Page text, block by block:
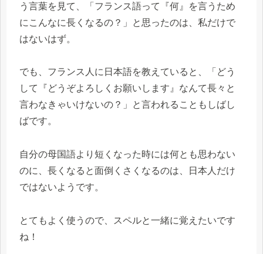
う言葉を見て、「フランス語って『何』を言うため
にこんなに長くなるの？」と思ったのは、私だけで
はないはず。
でも、フランス人に日本語を教えていると、「どう
して『どうぞよろしくお願いします』なんて長々と
言わなきゃいけないの？」と言われることもしばし
ばです。
自分の母国語より短くなった時には何とも思わない
のに、長くなると面倒くさくなるのは、日本人だけ
ではないようです。
とてもよく使うので、スペルと一緒に覚えたいです
ね！